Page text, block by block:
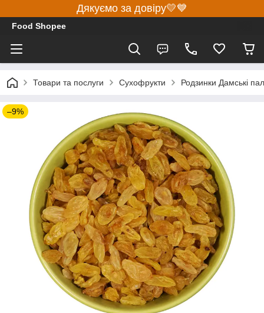
Дякуємо за довіру💛💙
Food Shopee
Товари та послуги Сухофрукти Родзинки Дамські
–9%